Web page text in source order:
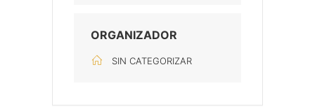
ORGANIZADOR
SIN CATEGORIZAR